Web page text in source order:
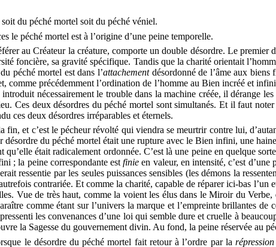
du péché mortel soit du péché véniel.
le péché mortel est à l’origine d’une peine temporelle.
au Créateur la créature, comporte un double désordre. Le premier
foncière, sa gravité spécifique. Tandis que la charité orientait
péché mortel est dans l’attachement désordonné de l’âme aux
comme précédemment l’ordination de l’homme au Bien incréé et
nécessairement le trouble dans la machine créée, il dérange
Ces deux désordres du péché mortel sont simultanés. Et il faut
ces deux désordres irréparables et éternels.
fin, et c’est le pécheur révolté qui viendra se meurtrir contre lui,
désordre du péché mortel était une rupture avec le Bien infini, une
était radicalement ordonnée. C’est là une peine en quelque sorte
; la peine correspondante estfinieen valeur, en intensité, c’est
ressentie par les seules puissances sensibles (les démons la
contrariée. Et comme la charité, capable de réparer ici-bas
Vue de très haut, comme la voient les élus dans le Miroir du
comme étant sur l’univers la marque et l’empreinte brillantes
les convenances d’une loi qui semble dure et cruelle à
la Sagesse du gouvernement divin. Au fond, la peine réservée au
le désordre du péché mortel fait retour à l’ordre par la